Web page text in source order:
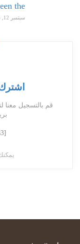
the…
سبتمبر 12, 2025
قم بالتسجيل معنا
[mc4wp_form id="243"]